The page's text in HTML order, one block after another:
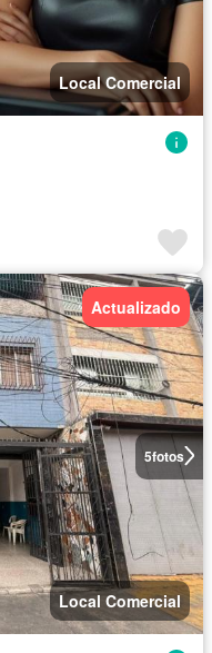
Local Comercial
5fotos
Actualizado
Local Comercial